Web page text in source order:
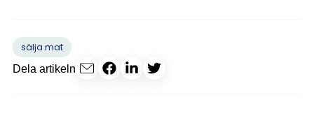
sälja mat
Dela artikeln